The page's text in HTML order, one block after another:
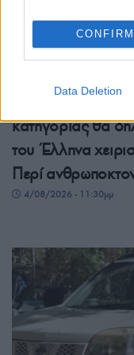
CONFIRM
Data Deletion
Ψάθα: Παράσταση
κατηγορίας θα
του Έλληνα
Περί
4/08/2026 - 11:30μμ